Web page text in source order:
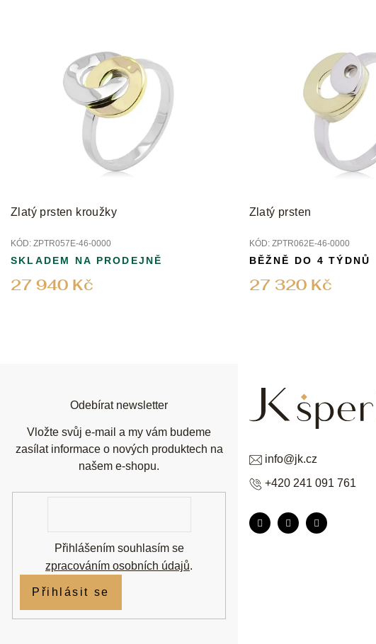
Zlatý prsten kroužky
KÓD: ZPTR057E-46-0000
27 940 Kč
SKLADEM NA PRODEJNĚ
Zlatý prsten
KÓD: ZPTR062E-46-0000
27 320 Kč
BĚŽNĚ DO 4 TÝDNŮ
info@jk.cz
+420 241 091 761
Odebírat newsletter
Vložte svůj e-mail a my vám budeme
zasílat informace o nových produktech na
našem e-shopu.
Přihlášením souhlasím se
zpracováním osobních údajů.
Přihlásit se